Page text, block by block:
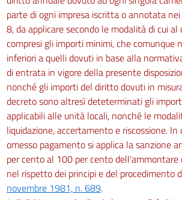
parte di ogni impresa iscritta o annotata
8, da applicare secondo le modalità di cui al
compresi gli importi minimi, che comunque
inferiori a quelli dovuti in base alla
di entrata in vigore della presente
nonché gli importi del diritto dovuti in
decreto sono altresì deteterminati gli
applicabili alle unità locali, nonché le
liquidazione, accertamento e riscossione. In
omesso pagamento si applica la sanzione
per cento al 100 per cento
nel rispetto dei principi e del procedimento
novembre 1981, n. 689.